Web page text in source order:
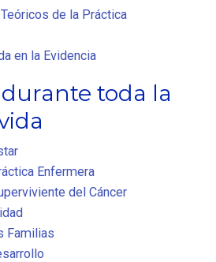
de la Práctica
en la Evidencia
toda la
Enfermera
del Cáncer
Familias